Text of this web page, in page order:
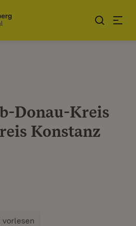
Donau-Kreis
Konstanz
vorlesen